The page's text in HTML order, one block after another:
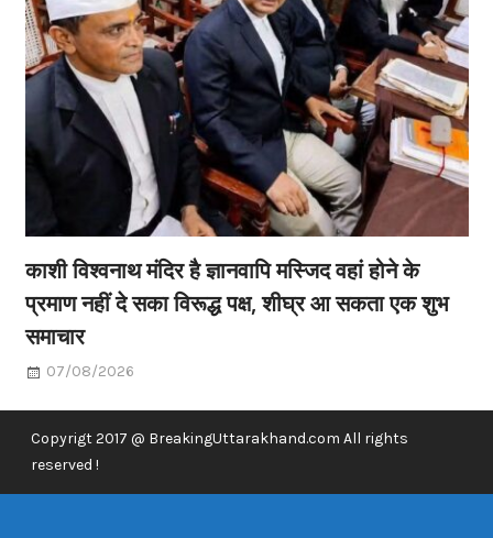
काशी विश्वनाथ मंदिर है ज्ञानवापि मस्जिद वहां होने के
प्रमाण नहीं दे सका विरूद्ध पक्ष, शीघ्र आ सकता एक शुभ
समाचार
07/08/2026
Copyrigt 2017 @ BreakingUttarakhand.com All rights
reserved !